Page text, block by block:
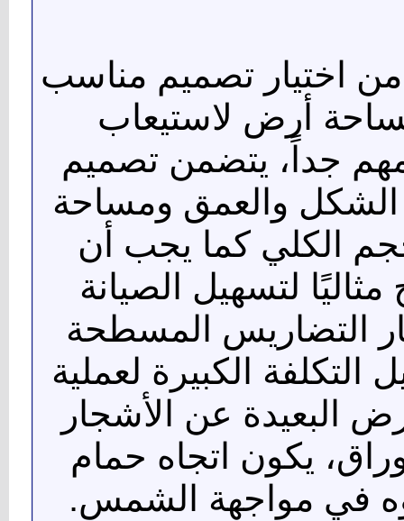
اختيار تصميم مناسب
أرض لاستيعاب
جداً، يتضمن تصميم
والعمق ومساحة
الكلي كما يجب أن
لتسهيل الصيانة
التضاريس المسطحة
الكبيرة لعملية
البعيدة عن الأشجار
يكون اتجاه حمام
في مواجهة الشمس.